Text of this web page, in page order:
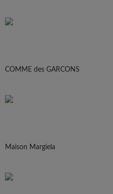
COMME des GARCONS
Maison Margiela